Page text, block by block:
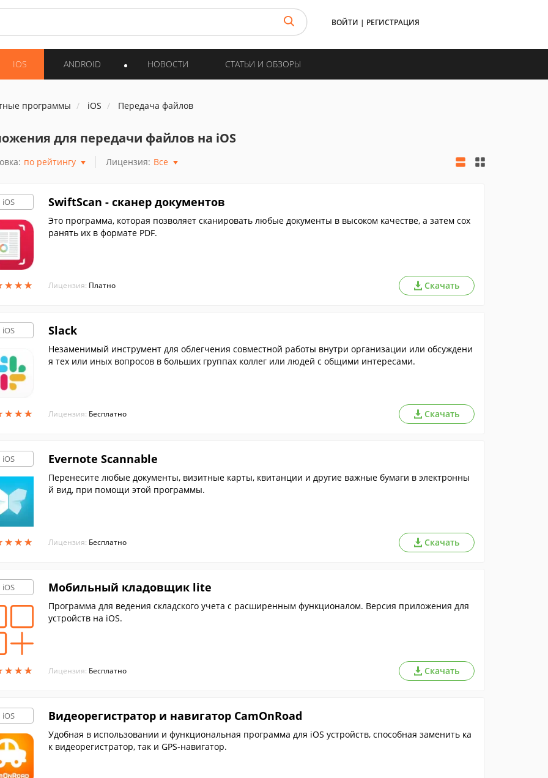
ВОЙТИ | РЕГИСТРАЦИЯ
IOS ANDROID НОВОСТИ СТАТЬИ И ОБЗОРЫ
программы iOS Передача файлов
для передачи файлов на iOS
по рейтингу Лицензия: Все
iOS
★★★
★★★
SwiftScan - сканер документов
Это программа, которая позволяет сканировать любые документы в высоком качестве, а затем сох
ранять их в формате PDF.
Лицензия: Платно Скачать
iOS
★★★
★★★
Slack
Незаменимый инструмент для облегчения совместной работы внутри организации или обсуждени
я тех или иных вопросов в больших группах коллег или людей с общими интересами.
Лицензия: Бесплатно Скачать
iOS
★★★
★★★
Evernote Scannable
Перенесите любые документы, визитные карты, квитанции и другие важные бумаги в электронны
й вид, при помощи этой программы.
Лицензия: Бесплатно Скачать
iOS
★★★
★★★
Мобильный кладовщик lite
Программа для ведения складского учета c расширенным функционалом. Версия приложения для
устройств на iOS.
Лицензия: Бесплатно Скачать
iOS Видеорегистратор и навигатор CamOnRoad
Удобная в использовании и функциональная программа для iOS устройств, способная заменить ка
к видеорегистратор, так и GPS-навигатор.